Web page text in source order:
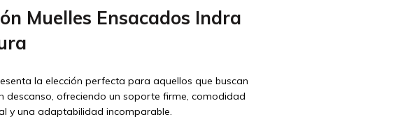
Muelles Ensacados Indra
la elección perfecta para aquellos que buscan
descanso, ofreciendo un soporte firme, comodidad
y una adaptabilidad incomparable.